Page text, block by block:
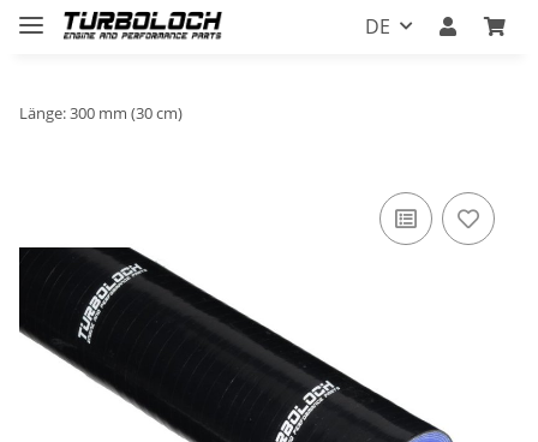
DE
Länge: 300 mm (30 cm)